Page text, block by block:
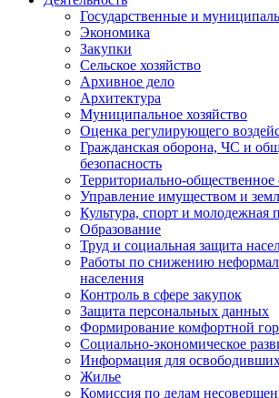
Государственные и
Экономика
Закупки
Сельское хозяйство
Архивное дело
Архитектура
Муниципальное хозяйство
Оценка регулирующего
Гражданская оборона, ЧС и
безопасность
Территориально-общественное
Управление имуществом и
Культура, спорт и молодежная
Образование
Труд и социальная защита
Работы по снижению
населения
Контроль в сфере закупок
Защита персональных данных
Формирование комфортной
Социально-экономическое
Информация для
Жилье
Комиссия по делам